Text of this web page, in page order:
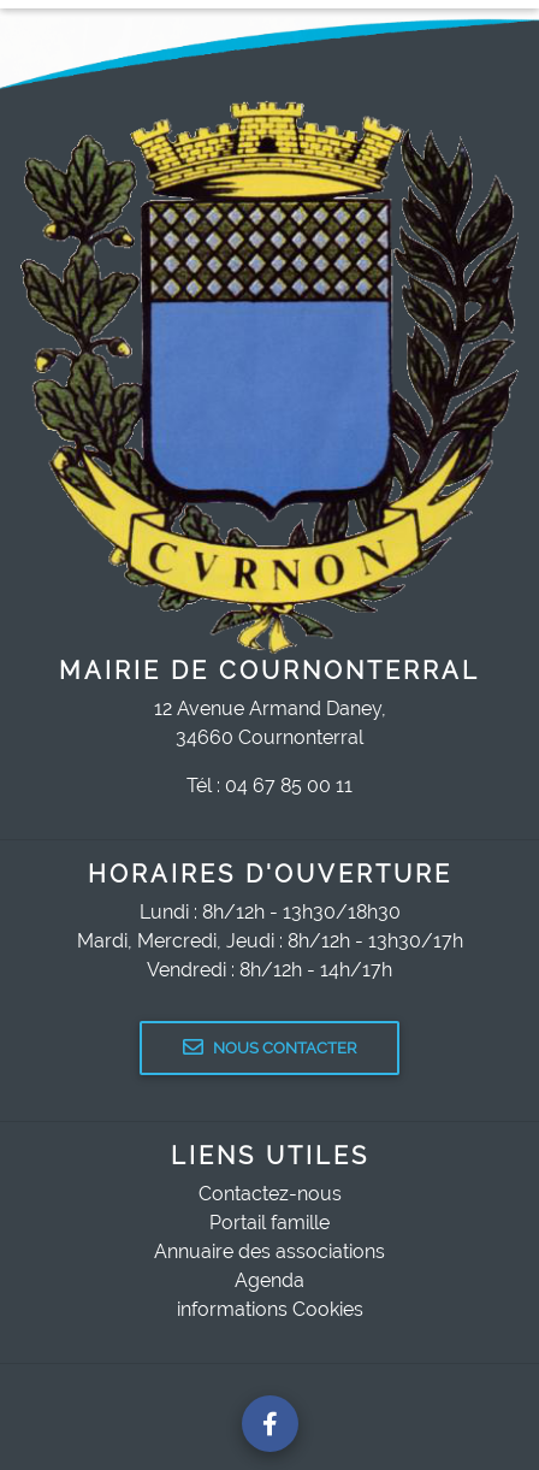
MAIRIE DE COURNONTERRAL
12 Avenue Armand Daney,
34660 Cournonterral
Tél : 04 67 85 00 11
HORAIRES D'OUVERTURE
Lundi : 8h/12h - 13h30/18h30
Mardi, Mercredi, Jeudi : 8h/12h - 13h30/17h
Vendredi : 8h/12h - 14h/17h
NOUS CONTACTER
LIENS UTILES
Contactez-nous
Portail famille
Annuaire des associations
Agenda
informations Cookies